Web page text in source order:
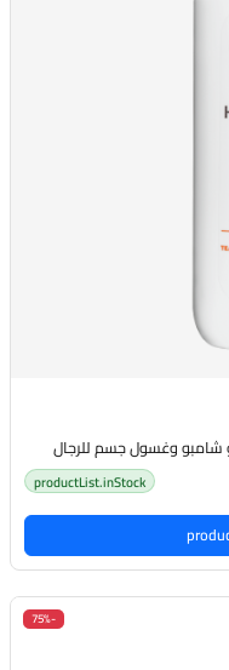
productList.inStock
-75%